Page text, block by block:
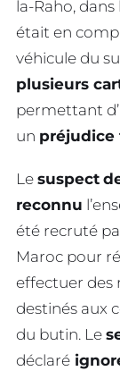
la-Raho, dans
était en
véhicule du
plusieurs
permettant
un préjudice
Le suspect
reconnu
été recruté
Maroc pour
effectuer des
destinés aux
du butin. Le
déclaré